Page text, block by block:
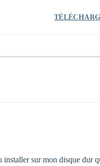
installer sur mon disque dur